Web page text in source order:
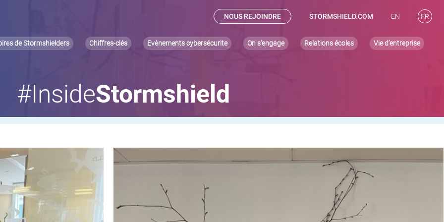
NOUS REJOINDRE STORMSHIELD.COM EN FR
de Stormshielders Chiffres-clés Evènements cybersécurite On s’engage Relations écoles Vie d’entreprise
#InsideStormshield